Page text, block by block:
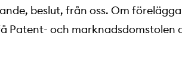
beslut, från oss. Om
Patent- och marknadsdomstolen